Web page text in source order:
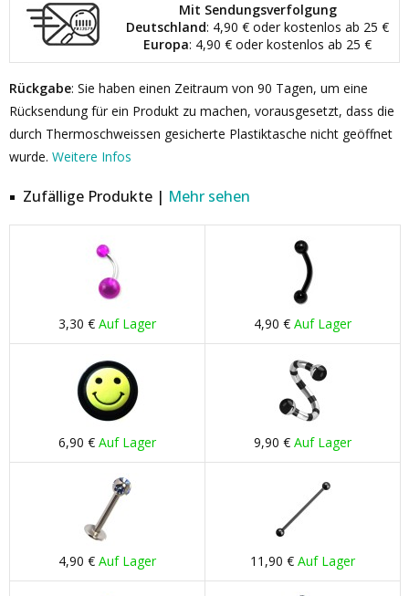
Mit Sendungsverfolgung
Deutschland: 4,90 € oder kostenlos ab 25 €
Europa: 4,90 € oder kostenlos ab 25 €
Rückgabe: Sie haben einen Zeitraum von 90 Tagen, um eine
Rücksendung für ein Produkt zu machen, vorausgesetzt, dass die
durch Thermoschweissen gesicherte Plastiktasche nicht geöffnet
wurde. Weitere Infos
Zufällige Produkte | Mehr sehen
3,30 € Auf Lager 4,90 € Auf Lager
6,90 € Auf Lager 9,90 € Auf Lager
4,90 € Auf Lager 11,90 € Auf Lager